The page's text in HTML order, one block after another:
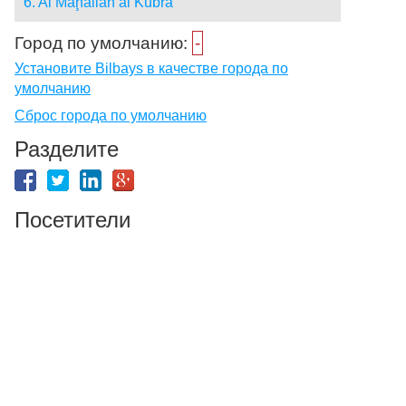
Город по умолчанию: -
Установите Bilbays в качестве города по
умолчанию
Сброс города по умолчанию
Разделите
Посетители